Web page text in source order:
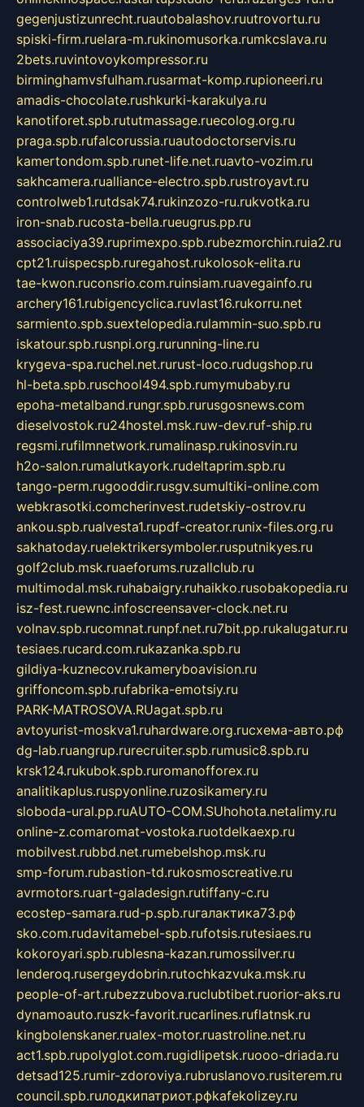
gegenjustizunrecht.ruautobalashov.ruutrovortu.ru
spiski-firm.ruelara-m.rukinomusorka.rumkcslava.ru
2bets.ruvintovoykompressor.ru
birminghamvsfulham.rusarmat-komp.rupioneeri.ru
amadis-chocolate.rushkurki-karakulya.ru
kanotiforet.spb.rututmassage.ruecolog.org.ru
praga.spb.rufalcorussia.ruautodoctorservis.ru
kamertondom.spb.runet-life.net.ruavto-vozim.ru
sakhcamera.rualliance-electro.spb.rustroyavt.ru
controlweb1.rutdsak74.rukinzozo-ru.rukvotka.ru
iron-snab.rucosta-bella.rueugrus.pp.ru
associaciya39.ruprimexpo.spb.rubezmorchin.ruia2.ru
cpt21.ruispecspb.ruregahost.rukolosok-elita.ru
tae-kwon.ruconsrio.com.ruinsiam.ruavegainfo.ru
archery161.rubigencyclica.ruvlast16.rukorru.net
sarmiento.spb.suextelopedia.rulammin-suo.spb.ru
iskatour.spb.rusnpi.org.rurunning-line.ru
krygeva-spa.ruchel.net.rurust-loco.rudugshop.ru
hl-beta.spb.ruschool494.spb.rumymubaby.ru
epoha-metalband.rungr.spb.rurusgosnews.com
dieselvostok.ru24hostel.msk.ruw-dev.ruf-ship.ru
regsmi.rufilmnetwork.rumalinasp.rukinosvin.ru
h2o-salon.rumalutkayork.rudeltaprim.spb.ru
tango-perm.rugooddir.rusgv.sumultiki-online.com
webkrasotki.comcherinvest.rudetskiy-ostrov.ru
ankou.spb.rualvesta1.rupdf-creator.runix-files.org.ru
sakhatoday.ruelektrikersymboler.rusputnikyes.ru
golf2club.msk.ruaeforums.ruzallclub.ru
multimodal.msk.ruhabaigry.ruhaikko.rusobakopedia.ru
isz-fest.ruewnc.infoscreensaver-clock.net.ru
volnav.spb.rucomnat.runpf.net.ru7bit.pp.rukalugatur.ru
tesiaes.rucard.com.rukazanka.spb.ru
gildiya-kuznecov.rukameryboavision.ru
griffoncom.spb.rufabrika-emotsiy.ru
PARK-MATROSOVA.RUagat.spb.ru
avtoyurist-moskva1.ruhardware.org.ruсхема-авто.рф
dg-lab.ruangrup.rurecruiter.spb.rumusic8.spb.ru
krsk124.rukubok.spb.ruromanofforex.ru
analitikaplus.ruspyonline.ruzosikamery.ru
sloboda-ural.pp.ruAUTO-COM.SUhohota.netalimy.ru
online-z.comaromat-vostoka.ruotdelkaexp.ru
mobilvest.rubbd.net.rumebelshop.msk.ru
smp-forum.rubastion-td.rukosmoscreative.ru
avrmotors.ruart-galadesign.rutiffany-c.ru
ecostep-samara.rud-p.spb.ruгалактика73.рф
sko.com.rudavitamebel-spb.rufotsis.rutesiaes.ru
kokoroyari.spb.rublesna-kazan.rumossilver.ru
lenderoq.rusergeydobrin.rutochkazvuka.msk.ru
people-of-art.rubezzubova.ruclubtibet.ruorior-aks.ru
dynamoauto.ruszk-favorit.rucarlines.ruflatnsk.ru
kingbolenskaner.rualex-motor.ruastroline.net.ru
act1.spb.rupolyglot.com.rugidlipetsk.ruooo-driada.ru
detsad125.rumir-zdoroviya.rubruslanovo.rusiterem.ru
council.spb.ruлодкипатриот.рфkafekolizey.ru